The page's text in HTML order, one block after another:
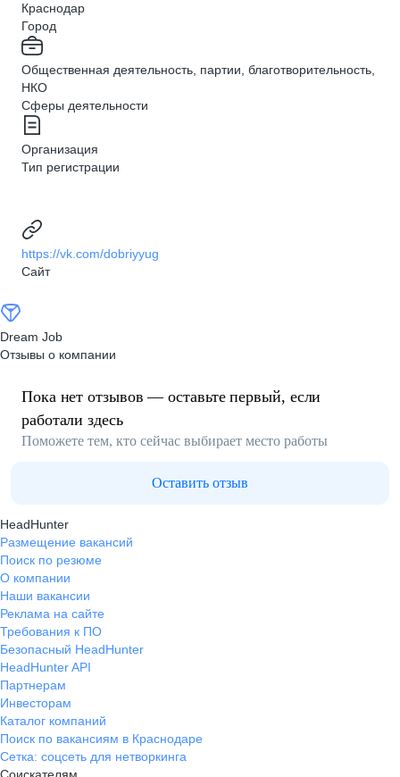
Краснодар
Город
Общественная деятельность, партии, благотворительность,
НКО
Сферы деятельности
Организация
Тип регистрации
https://vk.com/dobriyyug
Сайт
Dream Job
Отзывы о компании
Пока нет отзывов — оставьте первый, если
работали здесь
Поможете тем, кто сейчас выбирает место работы
Оставить отзыв
HeadHunter
Размещение вакансий
Поиск по резюме
О компании
Наши вакансии
Реклама на сайте
Требования к ПО
Безопасный HeadHunter
HeadHunter API
Партнерам
Инвесторам
Каталог компаний
Поиск по вакансиям в Краснодаре
Сетка: соцсеть для нетворкинга